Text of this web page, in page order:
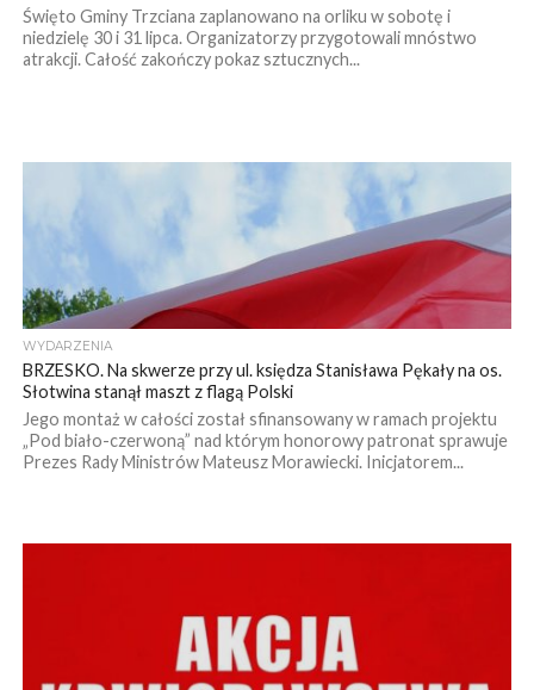
Święto Gminy Trzciana zaplanowano na orliku w sobotę i
niedzielę 30 i 31 lipca. Organizatorzy przygotowali mnóstwo
atrakcji. Całość zakończy pokaz sztucznych...
WYDARZENIA
BRZESKO. Na skwerze przy ul. księdza Stanisława Pękały na os.
Słotwina stanął maszt z flagą Polski
Jego montaż w całości został sfinansowany w ramach projektu
„Pod biało-czerwoną” nad którym honorowy patronat sprawuje
Prezes Rady Ministrów Mateusz Morawiecki. Inicjatorem...